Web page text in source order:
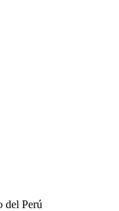
del Perú